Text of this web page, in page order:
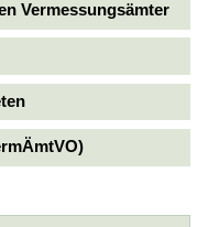
Vermessungsämter